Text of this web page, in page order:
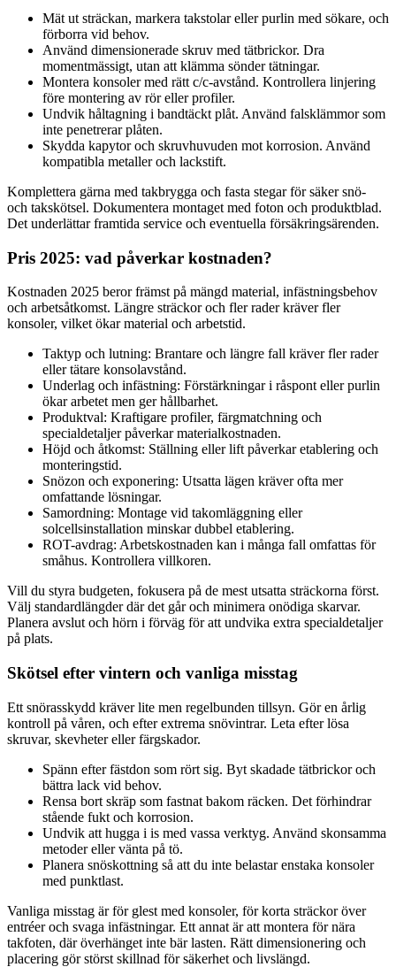
Mät ut sträckan, markera takstolar eller purlin med sökare, och
förborra vid behov.
Använd dimensionerade skruv med tätbrickor. Dra
momentmässigt, utan att klämma sönder tätningar.
Montera konsoler med rätt c/c-avstånd. Kontrollera linjering
före montering av rör eller profiler.
Undvik håltagning i bandtäckt plåt. Använd falsklämmor som
inte penetrerar plåten.
Skydda kapytor och skruvhuvuden mot korrosion. Använd
kompatibla metaller och lackstift.
Komplettera gärna med takbrygga och fasta stegar för säker snö-
och takskötsel. Dokumentera montaget med foton och produktblad.
Det underlättar framtida service och eventuella försäkringsärenden.
Pris 2025: vad påverkar kostnaden?
Kostnaden 2025 beror främst på mängd material, infästningsbehov
och arbetsåtkomst. Längre sträckor och fler rader kräver fler
konsoler, vilket ökar material och arbetstid.
Taktyp och lutning: Brantare och längre fall kräver fler rader
eller tätare konsolavstånd.
Underlag och infästning: Förstärkningar i råspont eller purlin
ökar arbetet men ger hållbarhet.
Produktval: Kraftigare profiler, färgmatchning och
specialdetaljer påverkar materialkostnaden.
Höjd och åtkomst: Ställning eller lift påverkar etablering och
monteringstid.
Snözon och exponering: Utsatta lägen kräver ofta mer
omfattande lösningar.
Samordning: Montage vid takomläggning eller
solcellsinstallation minskar dubbel etablering.
ROT-avdrag: Arbetskostnaden kan i många fall omfattas för
småhus. Kontrollera villkoren.
Vill du styra budgeten, fokusera på de mest utsatta sträckorna först.
Välj standardlängder där det går och minimera onödiga skarvar.
Planera avslut och hörn i förväg för att undvika extra specialdetaljer
på plats.
Skötsel efter vintern och vanliga misstag
Ett snörasskydd kräver lite men regelbunden tillsyn. Gör en årlig
kontroll på våren, och efter extrema snövintrar. Leta efter lösa
skruvar, skevheter eller färgskador.
Spänn efter fästdon som rört sig. Byt skadade tätbrickor och
bättra lack vid behov.
Rensa bort skräp som fastnat bakom räcken. Det förhindrar
stående fukt och korrosion.
Undvik att hugga i is med vassa verktyg. Använd skonsamma
metoder eller vänta på tö.
Planera snöskottning så att du inte belastar enstaka konsoler
med punktlast.
Vanliga misstag är för glest med konsoler, för korta sträckor över
entréer och svaga infästningar. Ett annat är att montera för nära
takfoten, där överhänget inte bär lasten. Rätt dimensionering och
placering gör störst skillnad för säkerhet och livslängd.